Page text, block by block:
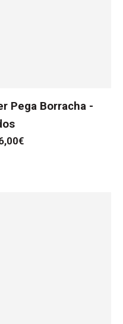
Pega Borracha -
€